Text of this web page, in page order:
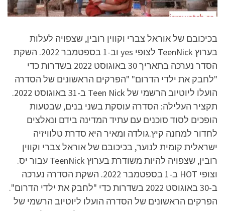
בכיכובם של אוראל צברי וקווין רובין, שצפויה לעלות
בערוץ TeenNick לצופי yes וב-1 בספטמבר 2022. השקת
הסדר נערכה בתאריך 30 באוגוסט 2022 בשדרות כדי
"לחבק את ילדי הדרום" "הפרקים הראשונים של הסדרה
הועלו ליוטיוב הרשמי של Teen Nick ב-31 באוגוסט 2022.
תקציר העלילה: הסדרה עוסקת בשני בנים, שבטעות
הופכים לסוד סוכנים עם עתיד המדינה בידם ונאלצים
לחדור למחנה קיץ.גולדה ומאיר היא סדרת טלוויזיה
ישראלית קומית לנוער, בכיכובם של אוראל צברי וקווין
רובין, שצפויה להיות משודרת בערוץ TeenNick עבור יס.
וצופי HOT ב-1 בספטמבר 2022. השקת הסדרה נערכה
ב-30 באוגוסט 2022 בשדרות כדי "לחבק את ילדי הדרום".
הפרקים הראשונים של הסדרה הועלו ליוטיוב הרשמי של